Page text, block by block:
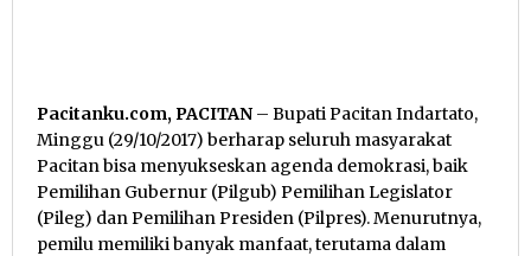
Pacitanku.com, PACITAN – Bupati Pacitan Indartato,
Minggu (29/10/2017) berharap seluruh masyarakat
Pacitan bisa menyukseskan agenda demokrasi, baik
Pemilihan Gubernur (Pilgub) Pemilihan Legislator
(Pileg) dan Pemilihan Presiden (Pilpres). Menurutnya,
pemilu memiliki banyak manfaat, terutama dalam